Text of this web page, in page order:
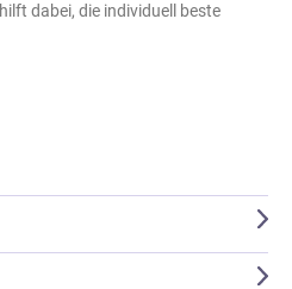
dabei, die individuell beste